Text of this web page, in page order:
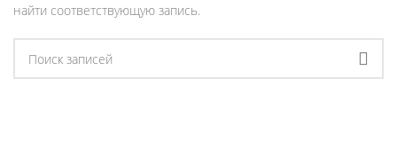
найти соответствующую запись.